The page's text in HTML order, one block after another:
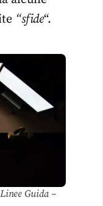
“sfide“.
Guida –